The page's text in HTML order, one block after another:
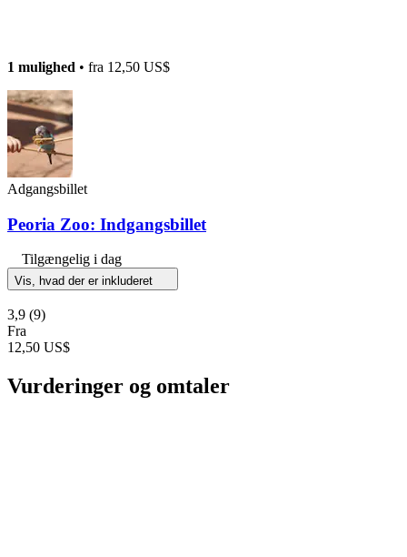
1 mulighed • fra 12,50 US$
Adgangsbillet
Peoria Zoo: Indgangsbillet
Tilgængelig i dag
Vis, hvad der er inkluderet
3,9 (9)
Fra
12,50 US$
Vurderinger og omtaler